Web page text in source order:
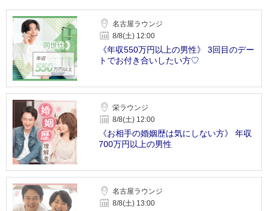
名古屋ラウンジ
8/8(土) 12:00
《年収550万円以上の男性》 3回目のデー
トでお付き合いしたい方♡
栄ラウンジ
8/8(土) 12:00
《お相手の婚姻歴は気にしない方》 年収
700万円以上の男性
名古屋ラウンジ
8/8(土) 13:00